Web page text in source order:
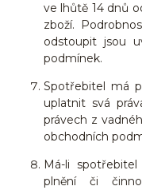
ve lhůtě 14 dnů
zboží.
odstoupit jsou
podmínek.
Spotřebitel má
uplatnit svá
právech z
obchodních
Má-li
plnění či